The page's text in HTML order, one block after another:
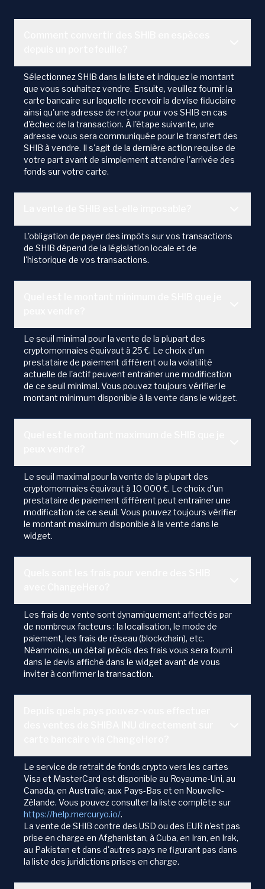
Sélectionnez SHIB dans la liste et indiquez le montant
que vous souhaitez vendre. Ensuite, veuillez fournir la
carte bancaire sur laquelle recevoir la devise fiduciaire
ainsi qu'une adresse de retour pour vos SHIB en cas
d'échec de la transaction. À l'étape suivante, une
adresse vous sera communiquée pour le transfert des
SHIB à vendre. Il s'agit de la dernière action requise de
votre part avant de simplement attendre l'arrivée des
fonds sur votre carte.
L'obligation de payer des impôts sur vos transactions
de SHIB dépend de la législation locale et de
l'historique de vos transactions.
Le seuil minimal pour la vente de la plupart des
cryptomonnaies équivaut à 25 €. Le choix d'un
prestataire de paiement différent ou la volatilité
actuelle de l'actif peuvent entraîner une modification
de ce seuil minimal. Vous pouvez toujours vérifier le
montant minimum disponible à la vente dans le widget.
Le seuil maximal pour la vente de la plupart des
cryptomonnaies équivaut à 10 000 €. Le choix d'un
prestataire de paiement différent peut entraîner une
modification de ce seuil. Vous pouvez toujours vérifier
le montant maximum disponible à la vente dans le
widget.
Les frais de vente sont dynamiquement affectés par
de nombreux facteurs : la localisation, le mode de
paiement, les frais de réseau (blockchain), etc.
Néanmoins, un détail précis des frais vous sera fourni
dans le devis affiché dans le widget avant de vous
inviter à confirmer la transaction.
Le service de retrait de fonds crypto vers les cartes
Visa et MasterCard est disponible au Royaume-Uni, au
Canada, en Australie, aux Pays-Bas et en Nouvelle-
Zélande. Vous pouvez consulter la liste complète sur
https://help.mercuryo.io/.
La vente de SHIB contre des USD ou des EUR n'est pas
prise en charge en Afghanistan, à Cuba, en Iran, en Irak,
au Pakistan et dans d'autres pays ne figurant pas dans
la liste des juridictions prises en charge.